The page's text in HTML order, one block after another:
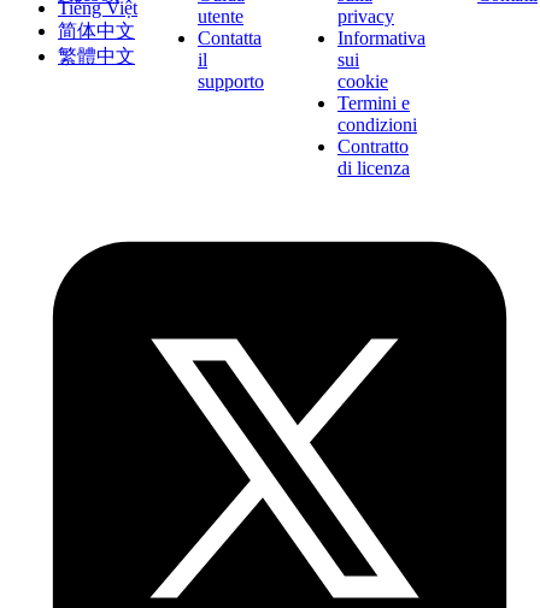
Tiếng Việt
简体中文
繁體中文
utente
Contatta
il
supporto
privacy
Informativa
sui
cookie
Termini e
condizioni
Contratto
di licenza